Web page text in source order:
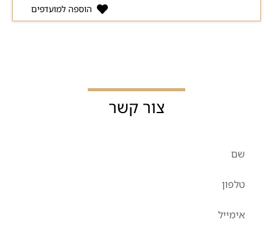
הוספה למועדפים
צור קשר